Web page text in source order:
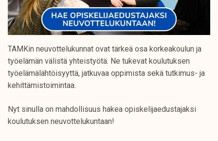
TAMKin neuvottelukunnat ovat tärkeä osa korkeakoulun ja
työelämän välistä yhteistyötä. Ne tukevat koulutuksen
työelämälähtöisyyttä, jatkuvaa oppimista sekä tutkimus- ja
kehittämistoimintaa.
Nyt sinulla on mahdollisuus hakea opiskelijaedustajaksi
koulutuksen neuvottelukuntaan!